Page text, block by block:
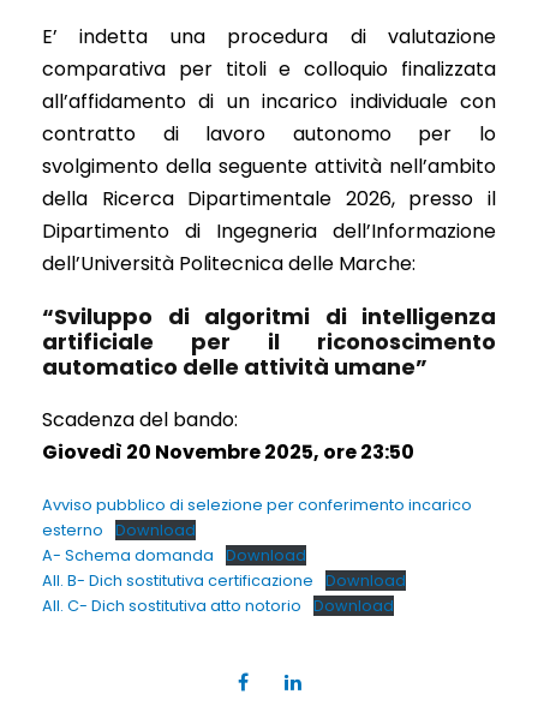
E’ indetta una procedura di valutazione
comparativa per titoli e colloquio finalizzata
all’affidamento di un incarico individuale con
contratto di lavoro autonomo per lo
svolgimento della seguente attività nell’ambito
della Ricerca Dipartimentale 2026, presso il
Dipartimento di Ingegneria dell’Informazione
dell’Università Politecnica delle Marche:
“Sviluppo di algoritmi di intelligenza
artificiale per il riconoscimento
automatico delle attività umane”
Scadenza del bando:
Giovedì 20 Novembre 2025, ore 23:50
Avviso pubblico di selezione per conferimento incarico
esterno
Download
A- Schema domanda
Download
All. B- Dich sostitutiva certificazione
Download
All. C- Dich sostitutiva atto notorio
Download